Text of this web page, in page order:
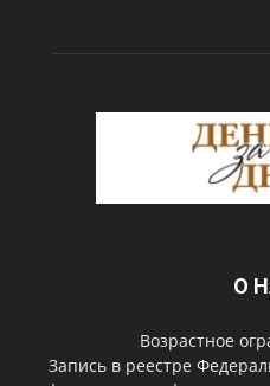
О
Возрастное
Запись в реестре